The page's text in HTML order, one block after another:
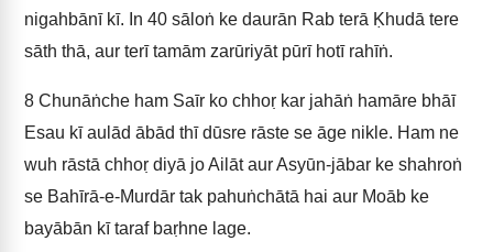
nigahbānī kī. In 40 sāloṅ ke daurān Rab terā Ḳhudā tere
sāth thā, aur terī tamām zarūriyāt pūrī hotī rahīṅ.
8 Chunāṅche ham Saīr ko chhoṛ kar jahāṅ hamāre bhāī
Esau kī aulād ābād thī dūsre rāste se āge nikle. Ham ne
wuh rāstā chhoṛ diyā jo Ailāt aur Asyūn-jābar ke shahroṅ
se Bahīrā-e-Murdār tak pahuṅchātā hai aur Moāb ke
bayābān kī taraf baṛhne lage.